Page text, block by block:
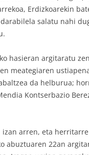
Erdizkoarekin
salatu nahi
hasieran argitaratu
meategiaren
da helburua;
Kontserbazio
arren, eta
abuztuaren 22an